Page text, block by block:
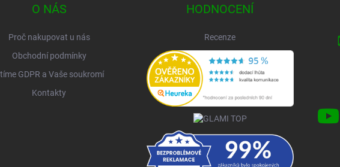
O NÁS
Proč nakupovat u nás
Obchodní podmínky
GDPR a Vaše soukromí
Kontakty
HODNOCENÍ
Recenze